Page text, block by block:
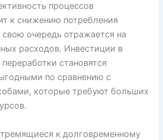
процессов
к снижению потребления
свою очередь отражается на
расходов. Инвестиции в
становятся
по сравнению с
которые требуют больших
к долговременному